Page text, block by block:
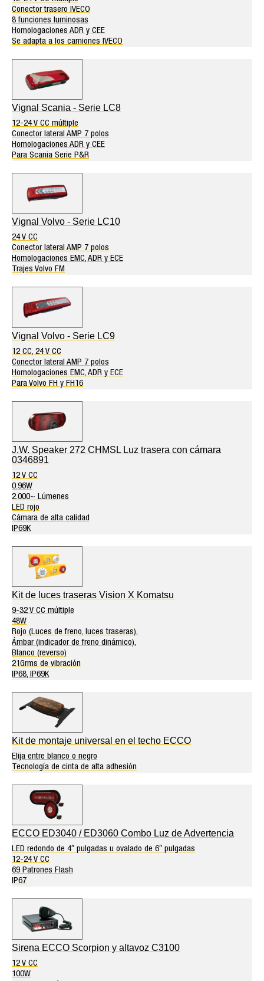
Conector trasero IVECO
8 funciones luminosas
Homologaciones ADR y CEE
Se adapta a los camiones IVECO
Vignal Scania - Serie LC8
12-24 V CC múltiple
Conector lateral AMP 7 polos
Homologaciones ADR y CEE
Para Scania Serie P&R
Vignal Volvo - Serie LC10
24 V CC
Conector lateral AMP 7 polos
Homologaciones EMC, ADR y ECE
Trajes Volvo FM
Vignal Volvo - Serie LC9
12 CC, 24 V CC
Conector lateral AMP 7 polos
Homologaciones EMC, ADR y ECE
Para Volvo FH y FH16
J.W. Speaker 272 CHMSL Luz trasera con cámara
0346891
12 V CC
0.96W
2.000~ Lúmenes
LED rojo
Cámara de alta calidad
IP69K
Kit de luces traseras Vision X Komatsu
9-32 V CC múltiple
48W
Rojo (Luces de freno, luces traseras),
Ámbar (indicador de freno dinámico),
Blanco (reverso)
21Grms de vibración
IP68, IP69K
Kit de montaje universal en el techo ECCO
Elija entre blanco o negro
Tecnología de cinta de alta adhesión
ECCO ED3040 / ED3060 Combo Luz de Advertencia
LED redondo de 4″ pulgadas u ovalado de 6″ pulgadas
12-24 V CC
69 Patrones Flash
IP67
Sirena ECCO Scorpion y altavoz C3100
12 V CC
100W